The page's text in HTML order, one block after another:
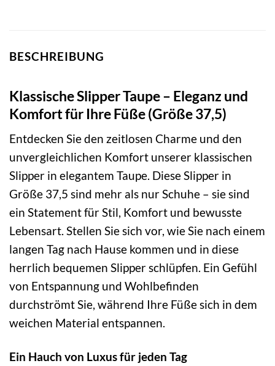
BESCHREIBUNG
Klassische Slipper Taupe – Eleganz und
Komfort für Ihre Füße (Größe 37,5)
Entdecken Sie den zeitlosen Charme und den
unvergleichlichen Komfort unserer klassischen
Slipper in elegantem Taupe. Diese Slipper in
Größe 37,5 sind mehr als nur Schuhe – sie sind
ein Statement für Stil, Komfort und bewusste
Lebensart. Stellen Sie sich vor, wie Sie nach einem
langen Tag nach Hause kommen und in diese
herrlich bequemen Slipper schlüpfen. Ein Gefühl
von Entspannung und Wohlbefinden
durchströmt Sie, während Ihre Füße sich in dem
weichen Material entspannen.
Ein Hauch von Luxus für jeden Tag